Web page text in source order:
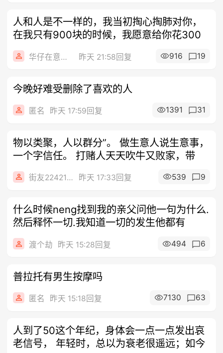
人和人是不一样的，我当初掏心掏肺对你，
在我只有900块的时候，我愿意给你花300
华仔在意大利 昨天 21:58回复 916 19
今晚好难受删除了喜欢的人
匿名 昨天 17:59回复 1391 31
物以类聚，人以群分”。 做生意人说生意事，
一个字信任。 打赌人天天吹牛又败家，带
街友22421541 昨天 17:33回复 539 9
什么时候neng找到我的亲父问他一句为什么.
然后释怀一切.我知道一切的发生他都有
渡个劫 昨天 15:28回复 494 6
普拉托有男生按摩吗
匿名 昨天 15:18回复 7130 63
人到了50这个年纪，身体会一点一点发出哀
老信号， 年轻时，总以为衰老很遥远；如今